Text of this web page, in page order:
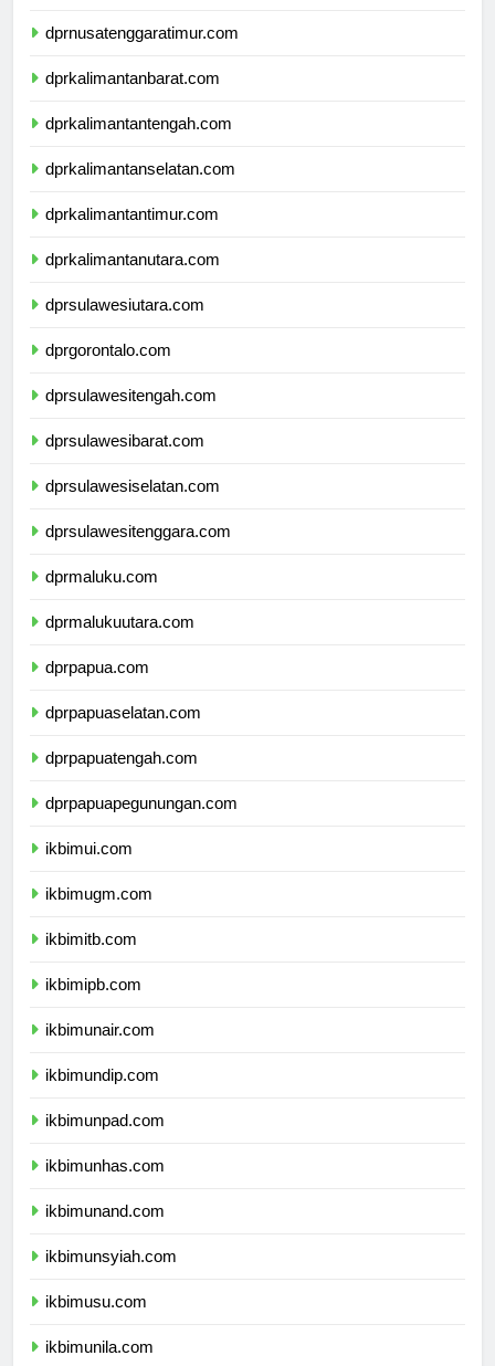
dprnusatenggaratimur.com
dprkalimantanbarat.com
dprkalimantantengah.com
dprkalimantanselatan.com
dprkalimantantimur.com
dprkalimantanutara.com
dprsulawesiutara.com
dprgorontalo.com
dprsulawesitengah.com
dprsulawesibarat.com
dprsulawesiselatan.com
dprsulawesitenggara.com
dprmaluku.com
dprmalukuutara.com
dprpapua.com
dprpapuaselatan.com
dprpapuatengah.com
dprpapuapegunungan.com
ikbimui.com
ikbimugm.com
ikbimitb.com
ikbimipb.com
ikbimunair.com
ikbimundip.com
ikbimunpad.com
ikbimunhas.com
ikbimunand.com
ikbimunsyiah.com
ikbimusu.com
ikbimunila.com